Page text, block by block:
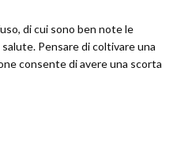
di cui sono ben note le
Pensare di coltivare una
consente di avere una scorta